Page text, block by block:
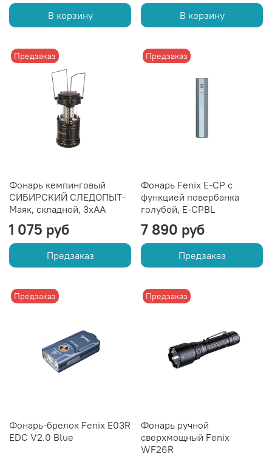
В корзину В корзину
Предзаказ
Фонарь кемпинговый
СИБИРСКИЙ СЛЕДОПЫТ-
Маяк, складной, 3хАА
1 075 руб
Предзаказ
Предзаказ
Фонарь Fenix E-CP с
функцией повербанка
голубой, E-CPBL
7 890 руб
Предзаказ
Предзаказ
Фонарь-брелок Fenix E03R
EDC V2.0 Blue
Предзаказ
Фонарь ручной
сверхмощный Fenix
WF26R